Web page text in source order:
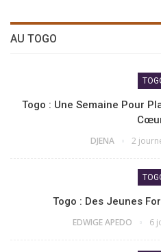
AU TOGO
Togo : Une Semaine Pour
DJENA 2
Togo : Des Jeunes
EDWIGE APEDO 6